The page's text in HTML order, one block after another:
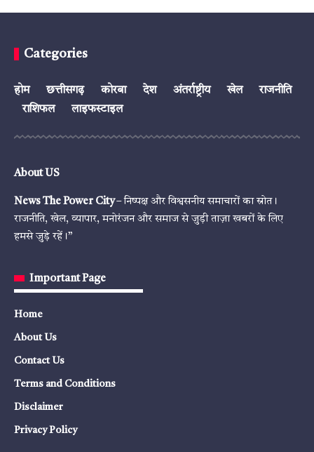
Categories
होम छत्तीसगढ़ कोरबा देश अंतर्राष्ट्रीय खेल
राजनीति
राशिफल
लाइफस्टाइल
About US
News The Power City– निष्पक्ष और विश्वसनीय समाचारों का स्रोत।
राजनीति, खेल, व्यापार, मनोरंजन और समाज से जुड़ी ताज़ा खबरों के लिए
हमसे जुड़े रहें।”
Important Page
Home
About Us
Contact Us
Terms and Conditions
Disclaimer
Privacy Policy